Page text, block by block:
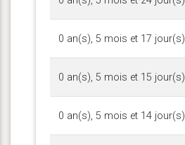
0 an(s), 5 mois et 17 jour(s)
0 an(s), 5 mois et 15 jour(s)
0 an(s), 5 mois et 14 jour(s)